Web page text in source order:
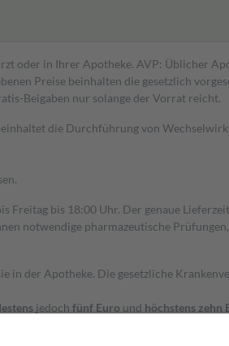
oder in Ihrer Apotheke. AVP: Üblicher
Preise beinhalten die gesetzlich
Beigaben nur solange der Vorrat reicht.
die Durchführung von
bis 18:00 Uhr. Der genaue
notwendige pharmazeutische
der Apotheke. Die gesetzliche
jedoch fünf Euro und höchstens zehn